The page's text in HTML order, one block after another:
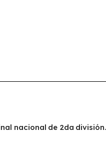
nacional de 2da